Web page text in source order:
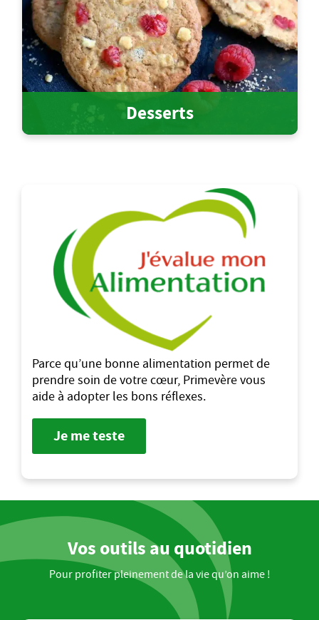
Desserts
Parce qu’une bonne alimentation permet de
prendre soin de votre cœur, Primevère vous
aide à adopter les bons réflexes.
Je me teste
Vos outils au quotidien
Pour profiter pleinement de la vie qu’on aime !